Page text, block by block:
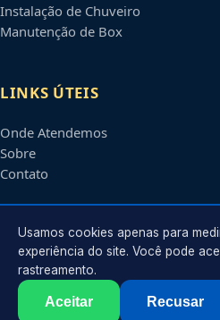
Instalação de Chuveiro
Manutenção de Box
LINKS ÚTEIS
Onde Atendemos
Sobre
Contato
CONTATO
Atendimento em
2026 Encanador emBauru . Todos
Usamos cookies apenas para
experiência do site. Você pode
rastreamento.
Aceitar Recusar